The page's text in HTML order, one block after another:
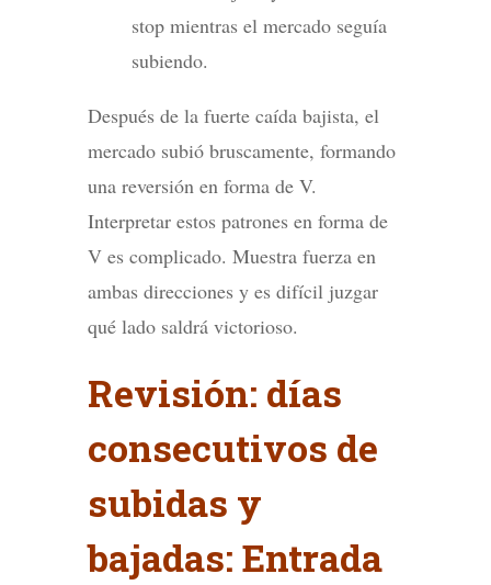
stop mientras el mercado seguía
subiendo.
Después de la fuerte caída bajista, el
mercado subió bruscamente, formando
una reversión en forma de V.
Interpretar estos patrones en forma de
V es complicado. Muestra fuerza en
ambas direcciones y es difícil juzgar
qué lado saldrá victorioso.
Revisión: días
consecutivos de
subidas y
bajadas: Entrada